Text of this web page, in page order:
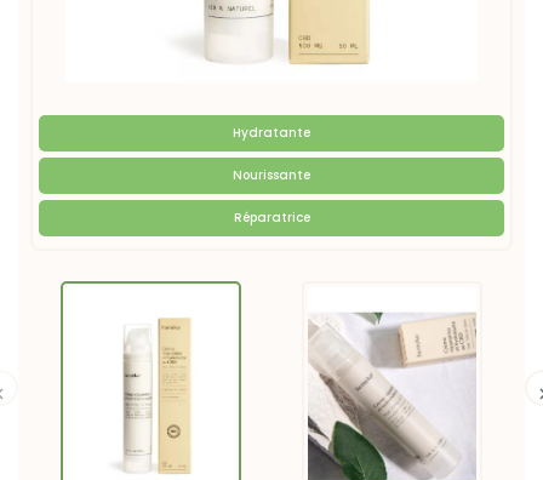
Hydratante
Nourissante
Réparatrice